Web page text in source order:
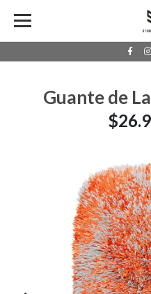
Guante de